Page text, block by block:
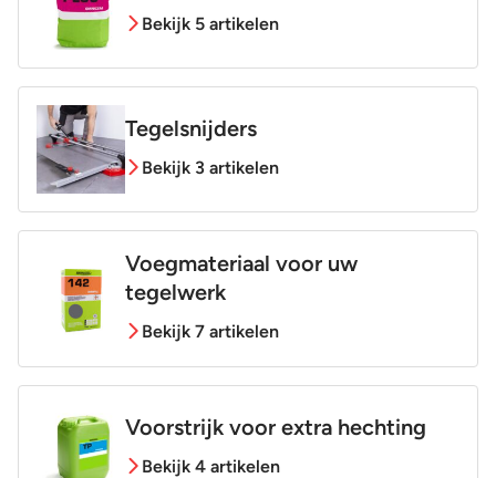
Bekijk 5 artikelen
Tegelsnijders
Bekijk 3 artikelen
Voegmateriaal voor uw
tegelwerk
Bekijk 7 artikelen
Voorstrijk voor extra hechting
Bekijk 4 artikelen